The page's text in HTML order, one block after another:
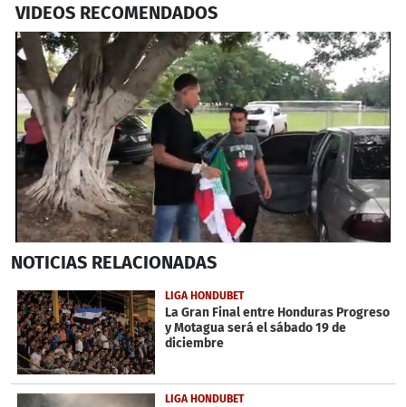
VIDEOS RECOMENDADOS
seconds
1
minute,
0
NOTICIAS RELACIONADAS
LIGA HONDUBET
La Gran Final entre Honduras Progreso
y Motagua será el sábado 19 de
diciembre
LIGA HONDUBET